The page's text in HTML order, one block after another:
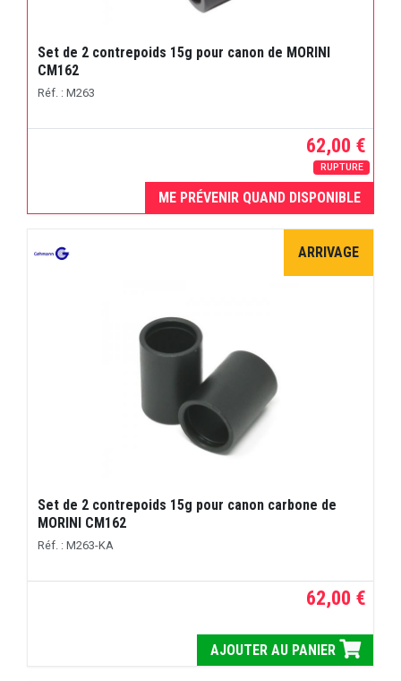
Set de 2 contrepoids 15g pour canon de MORINI
CM162
Réf. : M263
62,00 €
RUPTURE
ME PRÉVENIR QUAND DISPONIBLE
ARRIVAGE
Set de 2 contrepoids 15g pour canon carbone de
MORINI CM162
Réf. : M263-KA
62,00 €
AJOUTER AU PANIER